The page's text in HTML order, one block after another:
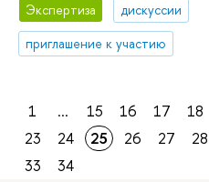
Экспертиза
дискуссии
приглашение к участию
1 ... 15 16 17 18
23
24 25 26 27 28
33
34